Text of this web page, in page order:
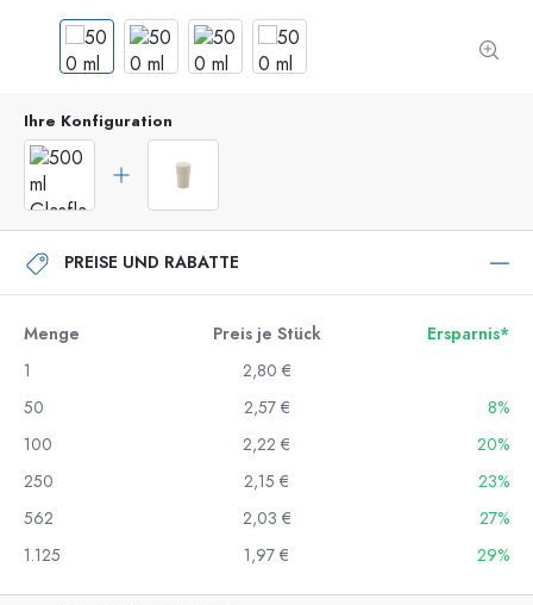
Ihre Konfiguration
PREISE UND RABATTE
Menge Preis je Stück
Ersparnis*
1
2,80 €
50
2,57 €
8%
100
2,22 €
20%
250
2,15 €
23%
562
2,03 €
27%
1.125
1,97 € 29%